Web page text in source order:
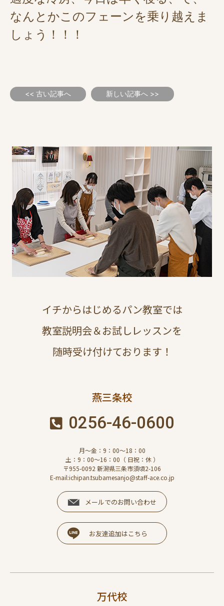
なんとかこのフェーンを乗り越えま
しょう！！！
<< 古い記事へ 新しい記事へ >>
イチからはじめるパン教室では
教室説明会＆お試しレッスンを
随時受け付けております！
燕三条校
0256-46-0600
月～金：9：00～18：00
土：9：00～16：00（ 日祝：休 ）
〒955-0092 新潟県三条市須頃2-106
E-mail:ichipan.tsubamesanjo@staff-ace.co.jp
メールでのお問い合わせ
お友達追加はこちら
万代校